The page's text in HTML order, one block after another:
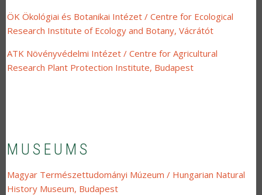
ÖK Ökológiai és Botanikai Intézet / Centre for Ecological
Research Institute of Ecology and Botany, Vácrátót
ATK Növényvédelmi Intézet / Centre for Agricultural
Research Plant Protection Institute, Budapest
MUSEUMS
Magyar Természettudományi Múzeum / Hungarian Natural
History Museum, Budapest